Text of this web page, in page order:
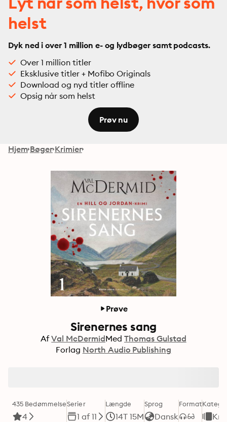
helst
Dyk ned i over 1 million e- og lydbøger samt podcasts.
Over 1 million titler
Eksklusive titler + Mofibo Originals
Download og nyd titler offline
Opsig når som helst
Prøv nu
Hjem Bøger Krimier
Prøve
Sirenernes sang
Af Val McDermidMed Thomas Gulstad
Forlag North Audio Publishing
435 Bedømmelse
4
Serier
1 af 11
Længde
14T 15M
Sprog
Dansk
Format